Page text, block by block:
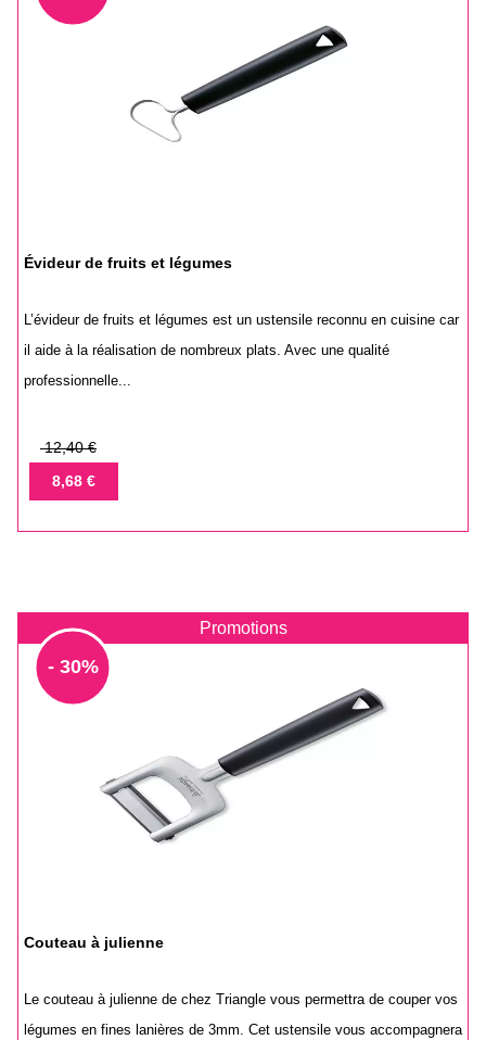
Évideur de fruits et légumes
L’évideur de fruits et légumes est un ustensile reconnu en cuisine car
il aide à la réalisation de nombreux plats. Avec une qualité
professionnelle...
Prix
base
12,40 €
Prix8,68 €
Promotions
- 30%
Couteau à julienne
Le couteau à julienne de chez Triangle vous permettra de couper vos
légumes en fines lanières de 3mm. Cet ustensile vous accompagnera